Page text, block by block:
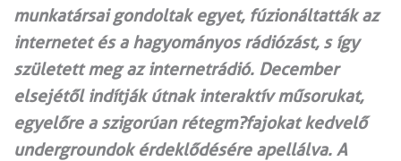
munkatársai gondoltak egyet, fúzionáltatták az
internetet és a hagyományos rádiózást, s így
született meg az internetrádió. December
elsejétől indítják útnak interaktív műsorukat,
egyelőre a szigorúan rétegm?fajokat kedvelő
undergroundok érdeklődésére apellálva. A